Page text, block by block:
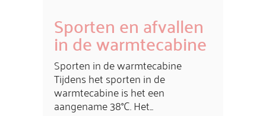
Sporten en afvallen
in de warmtecabine
Sporten in de warmtecabine
Tijdens het sporten in de
warmtecabine is het een
aangename 38°C. Het...